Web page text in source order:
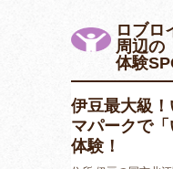
ロブロ
周辺の
体験
伊豆最大級
マパークで「
体験！